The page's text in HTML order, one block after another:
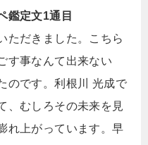
鑑定文1通目
ただきました。こちら
す事なんて出来ない
のです。利根川 光成で
、むしろその未来を見
れ上がっています。早